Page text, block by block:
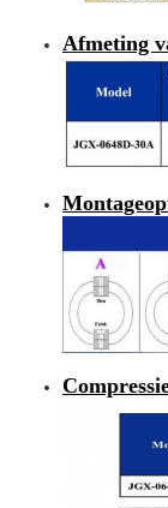
Afmeting